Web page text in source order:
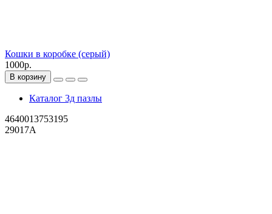
Кошки в коробке (серый)
1000р.
В корзину
Каталог 3д пазлы
4640013753195
29017A